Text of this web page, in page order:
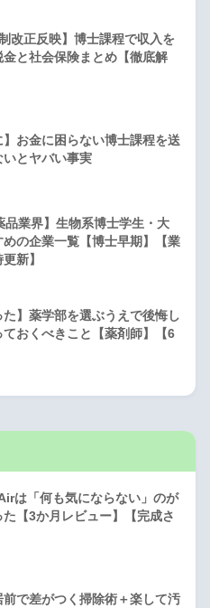
改正反映】博士課程で収入を
と社会保険まとめ【徹底解
】お金に困らない博士課程を送
とヤバい事実
品業界】生物系博士学生・大
の企業一覧【博士早期】【業
新】
た】薬学部を選ぶうえで後悔し
ておくべきこと【薬剤師】【6
は「何も気にならない」のが
【3か月レビュー】【完成さ
前で差がつく掃除術＋楽して汚